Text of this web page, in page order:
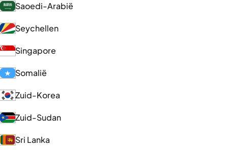
Saoedi-Arabië
Seychellen
Singapore
Somalië
Zuid-Korea
Zuid-Sudan
Sri Lanka